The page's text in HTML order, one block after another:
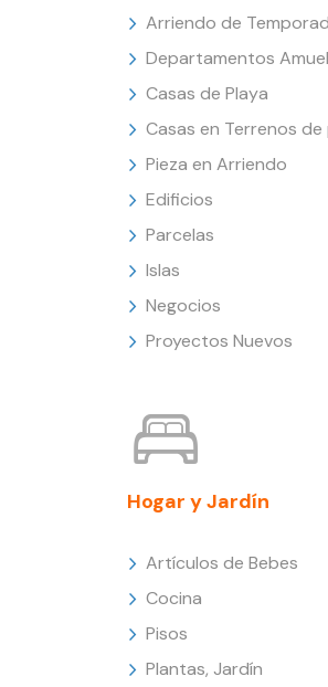
Arriendo de
Departamentos
Casas de Playa
Casas en Terrenos de
Pieza en Arriendo
Edificios
Parcelas
Islas
Negocios
Proyectos Nuevos
Hogar y Jardín
Artículos de Bebes
Cocina
Pisos
Plantas, Jardín